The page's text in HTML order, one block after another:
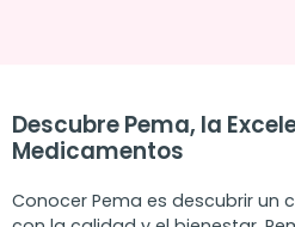
Descubre Pema, la
Medicamentos
Conocer Pema es descubrir un